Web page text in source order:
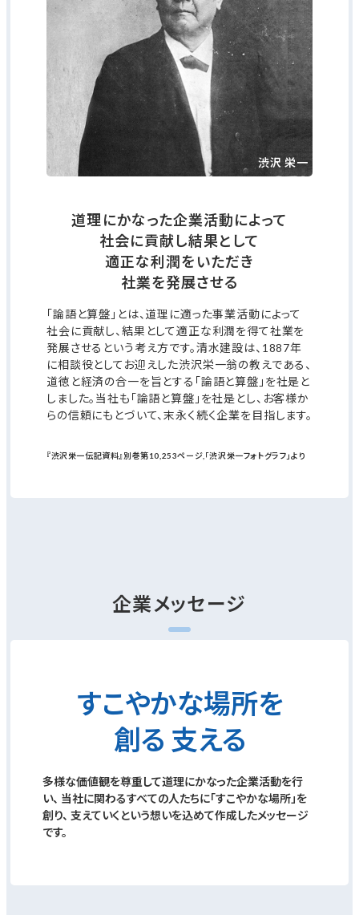
渋沢 栄一
道理にかなった企業活動によって
社会に貢献し結果として
適正な利潤をいただき
社業を発展させる
「論語と算盤」とは、道理に適った事業活動によって
社会に貢献し、結果として適正な利潤を得て社業を
発展させるという考え方です。清水建設は、1887年
に相談役としてお迎えした渋沢栄一翁の教えである、
道徳と経済の合一を旨とする「論語と算盤」を社是と
しました。当社も「論語と算盤」を社是とし、お客様か
らの信頼にもとづいて、末永く続く企業を目指します。
『渋沢栄一伝記資料』別巻第10,253ページ,「渋沢栄一フォトグラフ」より
企業メッセージ
すこやかな場所を
創る 支える
多様な価値観を尊重して道理にかなった企業活動を行
い、 当社に関わるすべての人たちに「すこやかな場所」を
創り、 支えていくという想いを込めて作成したメッセージ
です。